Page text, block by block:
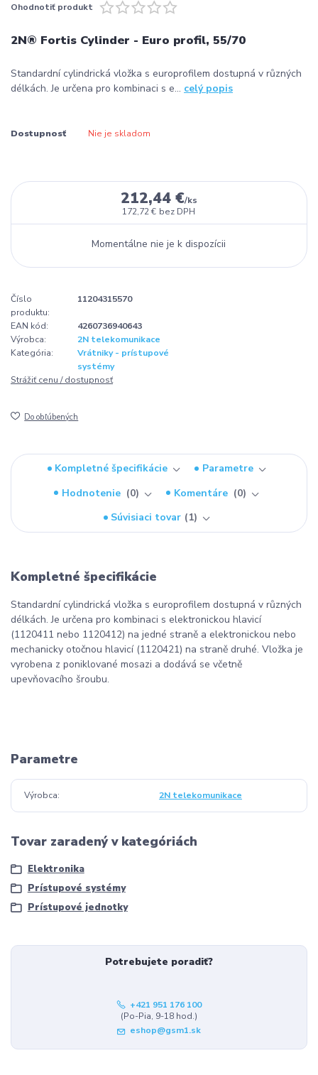
Ohodnotiť produkt
2N® Fortis Cylinder - Euro profil, 55/70
Standardní cylindrická vložka s europrofilem dostupná v různých
délkách. Je určena pro kombinaci s e... celý popis
Dostupnosť Nie je skladom
212,44 €/ks
172,72 € bez DPH
Momentálne nie je k dispozícii
Číslo
produktu:
11204315570
EAN kód:
4260736940643
Výrobca:
2N telekomunikace
Kategória:
Vrátniky - prístupové
systémy
Strážiť cenu / dostupnosť
Do obľúbených
Kompletné špecifikácie
Parametre
Hodnotenie
0 Komentáre
0
Súvisiaci tovar
1
Kompletné špecifikácie
Standardní cylindrická vložka s europrofilem dostupná v různých
délkách. Je určena pro kombinaci s elektronickou hlavicí
(1120411 nebo 1120412) na jedné straně a elektronickou nebo
mechanicky otočnou hlavicí (1120421) na straně druhé. Vložka je
vyrobena z poniklované mosazi a dodává se včetně
upevňovacího šroubu.
Parametre
Výrobca 2N telekomunikace
Tovar zaradený v kategóriách
Elektronika
Prístupové systémy
Prístupové jednotky
Potrebujete poradiť?
+421 951 176 100
(Po-Pia, 9-18 hod.)
eshop@gsm1.sk